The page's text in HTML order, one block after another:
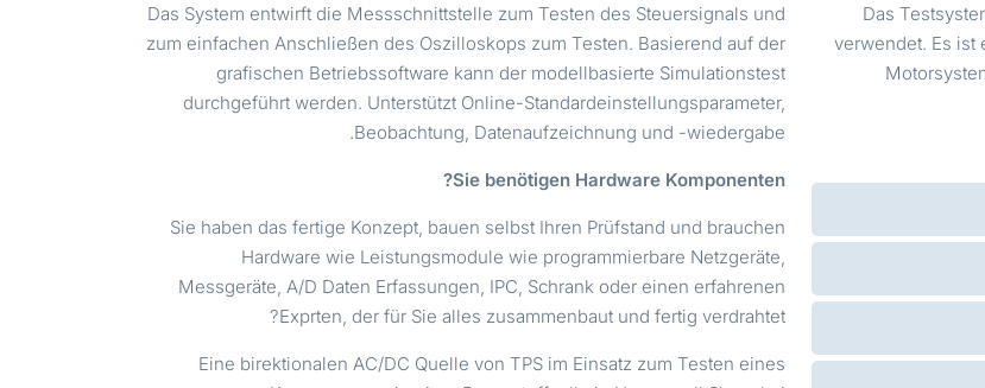
Das
verwendet. Es ist
Das System entwirft die Messschnittstelle zum Testen des Steuersignals und
zum einfachen Anschließen des Oszilloskops zum Testen. Basierend auf der
grafischen Betriebssoftware kann der modellbasierte Simulationstest
durchgeführt werden. Unterstützt Online-Standardeinstellungsparameter,
Beobachtung, Datenaufzeichnung und -wiedergabe.
Sie benötigen Hardware Komponenten?
Sie haben das fertige Konzept, bauen selbst Ihren Prüfstand und brauchen
Hardware wie Leistungsmodule wie programmierbare Netzgeräte,
Messgeräte, A/D Daten Erfassungen, IPC, Schrank oder einen erfahrenen
Exprten, der für Sie alles zusammenbaut und fertig verdrahtet?
Eine birektionalen AC/DC Quelle von TPS im Einsatz zum Testen eines